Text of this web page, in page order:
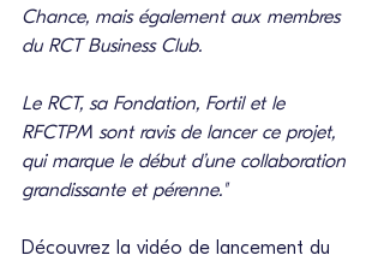
Chance, mais également aux membres
du RCT Business Club.
Le RCT, sa Fondation, Fortil et le
RFCTPM sont ravis de lancer ce projet,
qui marque le début d’une collaboration
grandissante et pérenne."
Découvrez la vidéo de lancement du